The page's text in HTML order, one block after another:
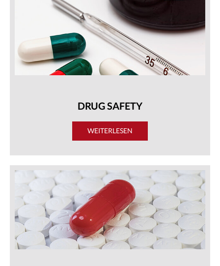
DRUG SAFETY
WEITERLESEN